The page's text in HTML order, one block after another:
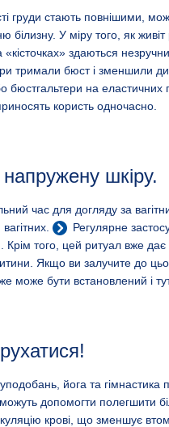
груди стають повнішими,
білизну. У міру того, як
«кісточках» здаються
тримали бюст і зменшили
на еластичних
користь одночасно.
шкіру.
час для догляду за
Регулярне
Крім того, цей ритуал вже
Якщо ви залучите до
може бути встановлений і
йога та гімнастика
допомогти полегшити
крові, що зменшує